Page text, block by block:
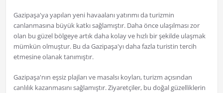
Gazipaşa'ya yapılan yeni havaalanı yatırımı da turizmin
canlanmasına büyük katkı sağlamıştır. Daha önce ulaşılması zor
olan bu güzel bölgeye artık daha kolay ve hızlı bir şekilde ulaşmak
mümkün olmuştur. Bu da Gazipaşa'yı daha fazla turistin tercih
etmesine olanak tanımıştır.
Gazipaşa'nın eşsiz plajları ve masalsı koyları, turizm açısından
canlılık kazanmasını sağlamıştır. Ziyaretçiler, bu doğal güzelliklerin